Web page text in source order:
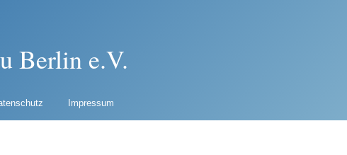
Berlin e.V.
Impressum